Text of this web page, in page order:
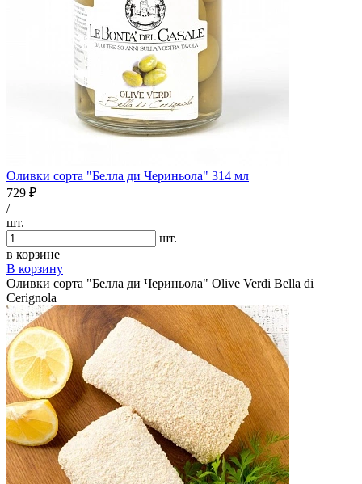
Оливки сорта "Белла ди Чериньола" 314 мл
729 ₽
/
шт.
шт.
в корзине
В корзину
Оливки сорта "Белла ди Чериньола" Olive Verdi Bella di
Cerignola